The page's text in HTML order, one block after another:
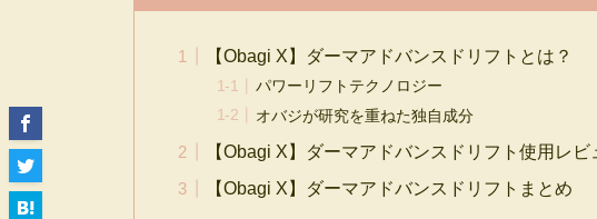
【Obagi X】ダーマアドバンスドリフトとは？
パワーリフトテクノロジー
オバジが研究を重ねた独自成分
【Obagi X】ダーマアドバンスドリフト使用レビ
【Obagi X】ダーマアドバンスドリフトまとめ